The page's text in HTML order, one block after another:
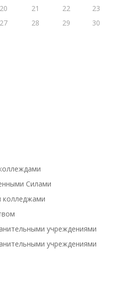
20 21 22
23
27 28 29
30
Силами
колледжами
учреждениями
учреждениями